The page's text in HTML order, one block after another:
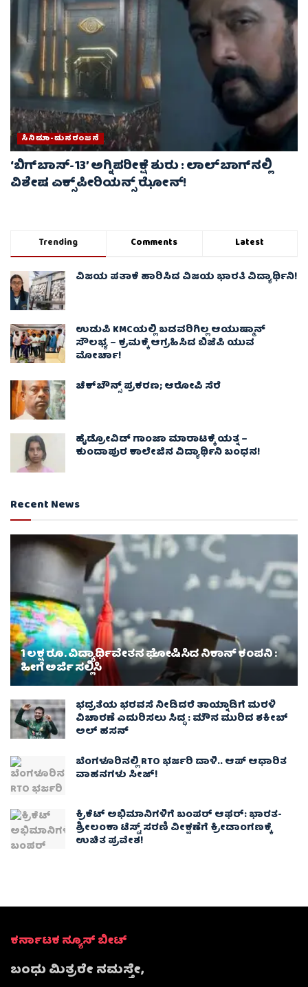
ಸಿನಿಮಾ-ಮನರಂಜನೆ
‘ಬಿಗ್‌ಬಾಸ್-13’ ಅಗ್ನಿಪರೀಕ್ಷೆ ಶುರು : ಲಾಲ್‌ಬಾಗ್‌ನಲ್ಲಿ
ವಿಶೇಷ ಎಕ್ಸ್‌ಪೀರಿಯನ್ಸ್ ಝೋನ್!
Trending Comments Latest
ವಿಜಯ ಪತಾಕೆ ಹಾರಿಸಿದ ವಿಜಯ ಭಾರತಿ ವಿದ್ಯಾರ್ಥಿನಿ!
ಉಡುಪಿ KMCಯಲ್ಲಿ ಬಡವರಿಗಿಲ್ಲ ಆಯುಷ್ಮಾನ್
ಸೌಲಭ್ಯ – ಕ್ರಮಕ್ಕೆ ಆಗ್ರಹಿಸಿದ ಬಿಜೆಪಿ ಯುವ
ಮೋರ್ಚಾ!
ಚೆಕ್​ಬೌನ್ಸ್​ ಪ್ರಕರಣ; ಆರೋಪಿ ಸೆರೆ
ಹೈಡ್ರೋವಿಡ್ ಗಾಂಜಾ ಮಾರಾಟಕ್ಕೆ ಯತ್ನ –
ಕುಂದಾಪುರ ಕಾಲೇಜಿನ ವಿದ್ಯಾರ್ಥಿನಿ ಬಂಧನ!
Recent News
1 ಲಕ್ಷ ರೂ. ವಿದ್ಯಾರ್ಥಿವೇತನ ಘೋಷಿಸಿದ ನಿಕಾನ್ ಕಂಪನಿ :
ಹೀಗೆ ಅರ್ಜಿ ಸಲ್ಲಿಸಿ
ಭದ್ರತೆಯ ಭರವಸೆ ನೀಡಿದರೆ ತಾಯ್ನಾಡಿಗೆ ಮರಳಿ
ವಿಚಾರಣೆ ಎದುರಿಸಲು ಸಿದ್ಧ : ಮೌನ ಮುರಿದ ಶಕೀಬ್
ಅಲ್ ಹಸನ್
ಬೆಂಗಳೂರಿನಲ್ಲಿ RTO ಭರ್ಜರಿ ದಾಳಿ.. ಆಪ್ ಆಧಾರಿತ
ವಾಹನಗಳು ಸೀಜ್‌!
ಕ್ರಿಕೆಟ್ ಅಭಿಮಾನಿಗಳಿಗೆ ಬಂಪರ್ ಆಫರ್: ಭಾರತ-
ಶ್ರೀಲಂಕಾ ಟೆಸ್ಟ್ ಸರಣಿ ವೀಕ್ಷಣೆಗೆ ಕ್ರೀಡಾಂಗಣಕ್ಕೆ
ಉಚಿತ ಪ್ರವೇಶ!
ಕರ್ನಾಟಕ ನ್ಯೂಸ್ ಬೀಟ್
ಬಂಧು ಮಿತ್ರರೇ ನಮಸ್ತೇ,